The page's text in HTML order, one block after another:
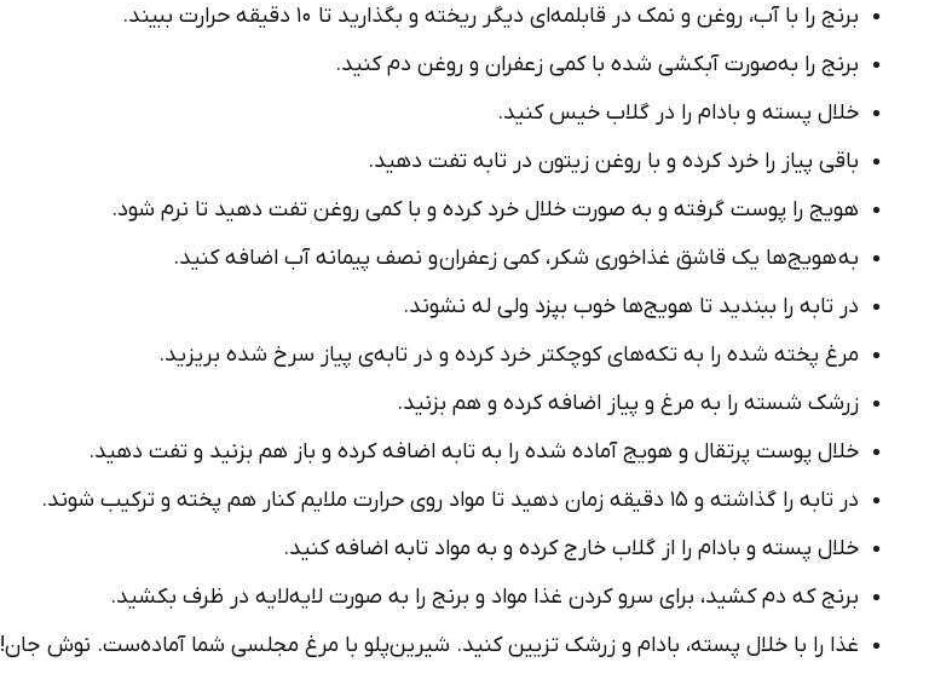
برنج را با آب، روغن و نمک در قابلمه‌­ای دیگر ریخته و بگذارید تا ۱۰ دقیقه حرارت ببیند.
برنج را به‌صورت آبکشی شده با کمی زعفران و روغن دم کنید.
خلال پسته و بادام را در گلاب خیس کنید.
باقی پیاز را خرد کرده و با روغن زیتون در تابه تفت دهید.
هویج را پوست گرفته و به صورت خلال­ خرد کرده و با کمی روغن تفت دهید تا نرم شود.
به هویج‌­ها یک قاشق غذاخوری شکر، کمی زعفران و نصف پیمانه آب اضافه کنید.
در تابه را ببندید تا هویج‌ها خوب بپزد ولی له نشوند.
مرغ پخته شده را به تکه­‌های کوچکتر خرد کرده و در تابه­‌ی پیاز سرخ شده بریزید.
زرشک شسته را به مرغ و پیاز اضافه کرده و هم بزنید.
خلال پوست پرتقال و هویج آماده شده را به تابه اضافه کرده و باز هم بزنید و تفت دهید.
در تابه را گذاشته و ۱۵ دقیقه زمان دهید تا مواد روی حرارت ملایم کنار هم پخته و ترکیب شوند.
خلال پسته و بادام را از گلاب خارج کرده و به مواد تابه اضافه کنید.
برنج که دم کشید، برای سرو کردن غذا مواد و برنج را به صورت لایه‌لایه در ظرف بکشید.
غذا را با خلال پسته، بادام و زرشک تزیین کنید. شیرین‌پلو با مرغ مجلسی شما آماده‌ست. نوش جان!